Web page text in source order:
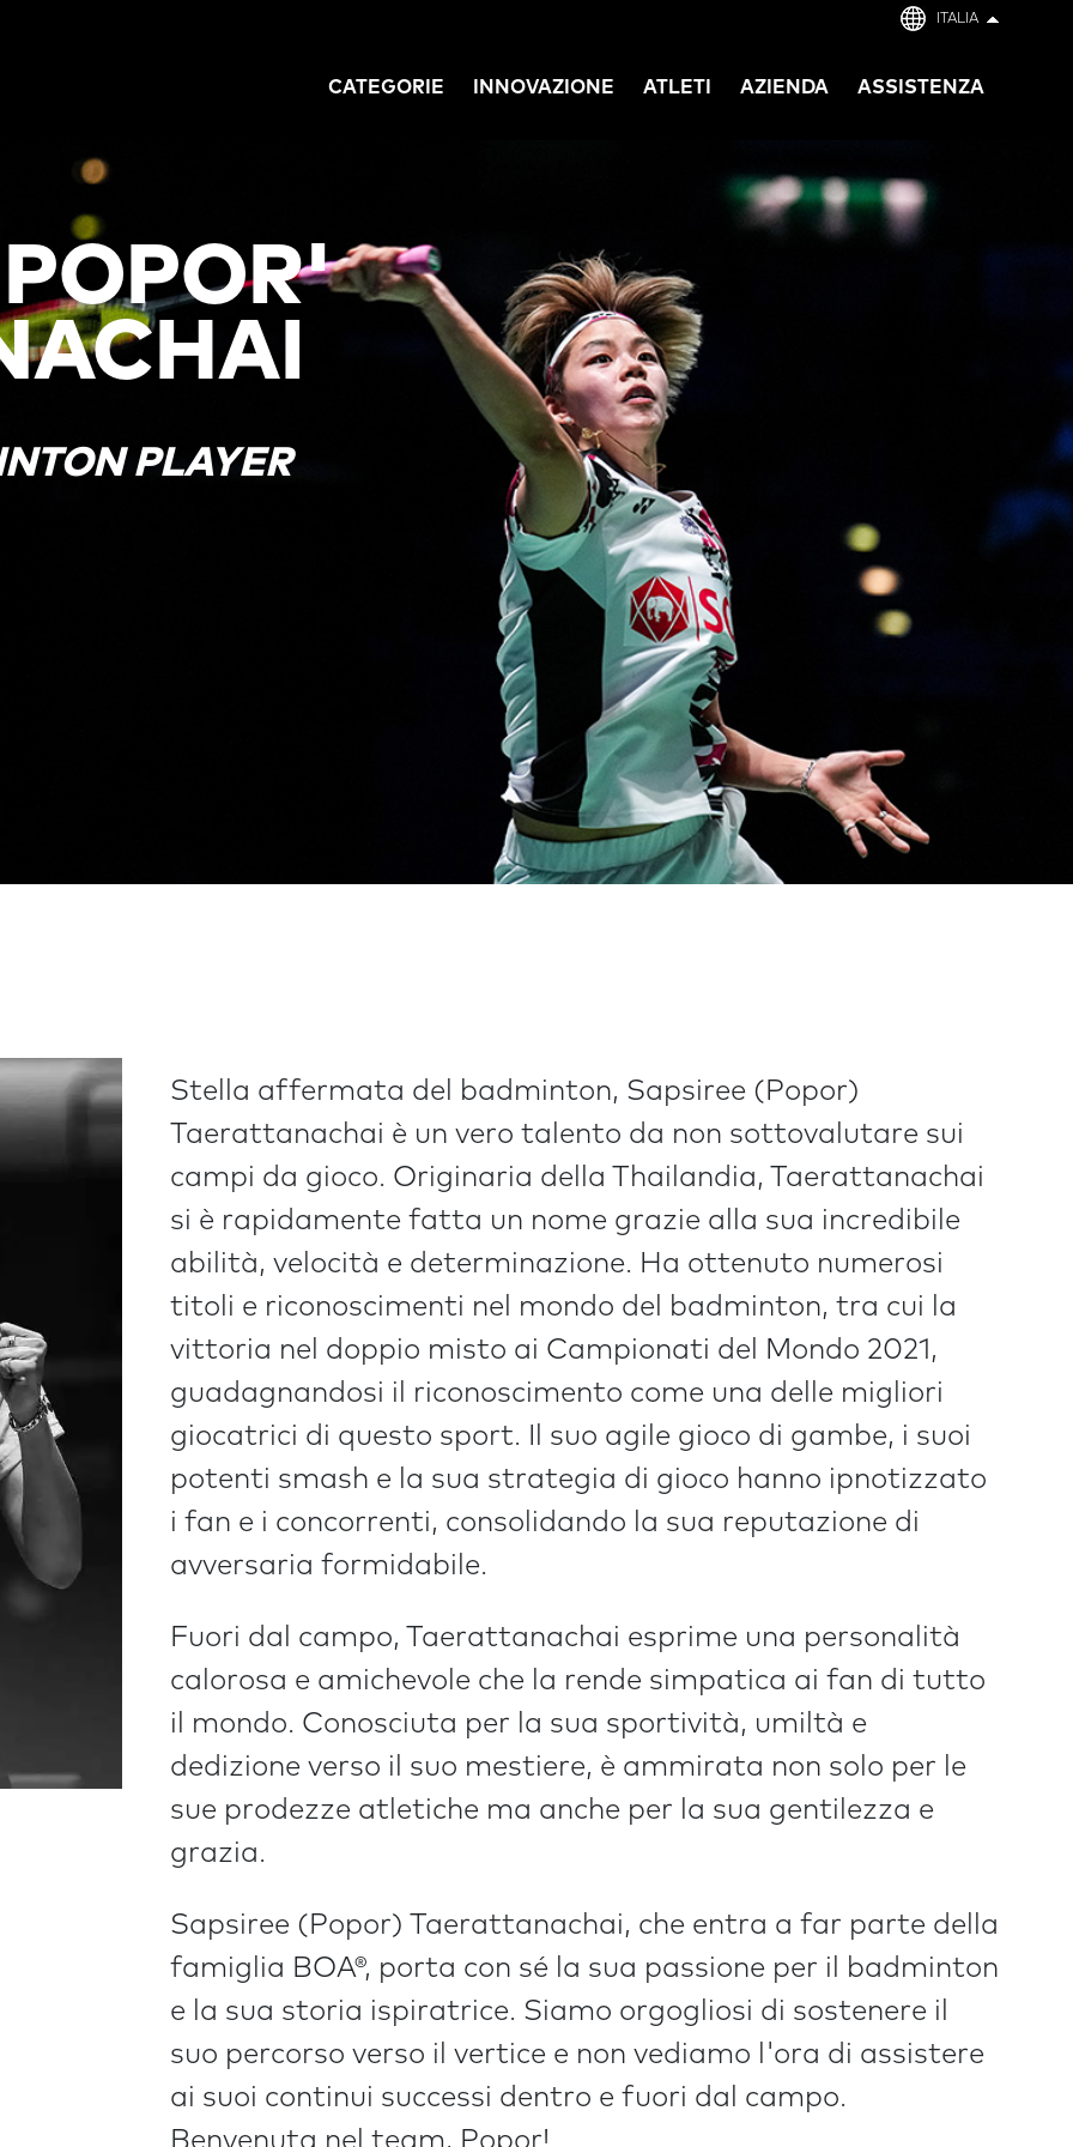
ITALIA
CATEGORIE INNOVAZIONE ATLETI AZIENDA ASSISTENZA
PLAYER
Stella affermata del badminton, Sapsiree (Popor)
Taerattanachai è un vero talento da non sottovalutare sui
campi da gioco. Originaria della Thailandia, Taerattanachai
si è rapidamente fatta un nome grazie alla sua incredibile
abilità, velocità e determinazione. Ha ottenuto numerosi
titoli e riconoscimenti nel mondo del badminton, tra cui la
vittoria nel doppio misto ai Campionati del Mondo 2021,
guadagnandosi il riconoscimento come una delle migliori
giocatrici di questo sport. Il suo agile gioco di gambe, i suoi
potenti smash e la sua strategia di gioco hanno ipnotizzato
i fan e i concorrenti, consolidando la sua reputazione di
avversaria formidabile.
Fuori dal campo, Taerattanachai esprime una personalità
calorosa e amichevole che la rende simpatica ai fan di tutto
il mondo. Conosciuta per la sua sportività, umiltà e
dedizione verso il suo mestiere, è ammirata non solo per le
sue prodezze atletiche ma anche per la sua gentilezza e
grazia.
Sapsiree (Popor) Taerattanachai, che entra a far parte della
famiglia BOA®, porta con sé la sua passione per il badminton
e la sua storia ispiratrice. Siamo orgogliosi di sostenere il
suo percorso verso il vertice e non vediamo l'ora di assistere
ai suoi continui successi dentro e fuori dal campo.
Benvenuta nel team, Popor!